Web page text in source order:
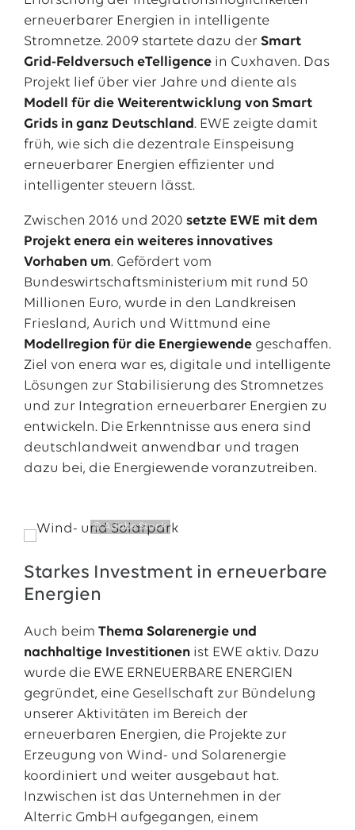
erneuerbarer Energien in intelligente
Stromnetze. 2009 startete dazu der Smart
Grid-Feldversuch eTelligencein Cuxhaven. Das
Projekt lief über vier Jahre und diente als
Modell für die Weiterentwicklung von Smart
Grids in ganz Deutschland. EWE zeigte damit
früh, wie sich die dezentrale Einspeisung
erneuerbarer Energien effizienter und
intelligenter steuern lässt.
Zwischen 2016 und 2020 setzte EWE mit dem
Projekt enera ein weiteres innovatives
Vorhaben um. Gefördert vom
Bundeswirtschaftsministerium mit rund 50
Millionen Euro, wurde in den Landkreisen
Friesland, Aurich und Wittmund eine
Modellregion für die Energiewendegeschaffen.
Ziel von enera war es, digitale und intelligente
Lösungen zur Stabilisierung des Stromnetzes
und zur Integration erneuerbarer Energien zu
entwickeln. Die Erkenntnisse aus enera sind
deutschlandweit anwendbar und tragen
dazu bei, die Energiewende voranzutreiben.
© Adobe Stock
Starkes Investment in erneuerbare
Energien
Auch beim Thema Solarenergie und
nachhaltige Investitionenist EWE aktiv. Dazu
wurde die EWE ERNEUERBARE ENERGIEN
gegründet, eine Gesellschaft zur Bündelung
unserer Aktivitäten im Bereich der
erneuerbaren Energien, die Projekte zur
Erzeugung von Wind- und Solarenergie
koordiniert und weiter ausgebaut hat.
Inzwischen ist das Unternehmen in der
Alterric GmbH aufgegangen, einem